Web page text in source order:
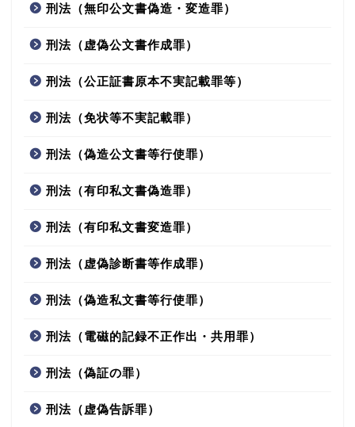
刑法（無印公文書偽造・変造罪）
刑法（虚偽公文書作成罪）
刑法（公正証書原本不実記載罪等）
刑法（免状等不実記載罪）
刑法（偽造公文書等行使罪）
刑法（有印私文書偽造罪）
刑法（有印私文書変造罪）
刑法（虚偽診断書等作成罪）
刑法（偽造私文書等行使罪）
刑法（電磁的記録不正作出・共用罪）
刑法（偽証の罪）
刑法（虚偽告訴罪）